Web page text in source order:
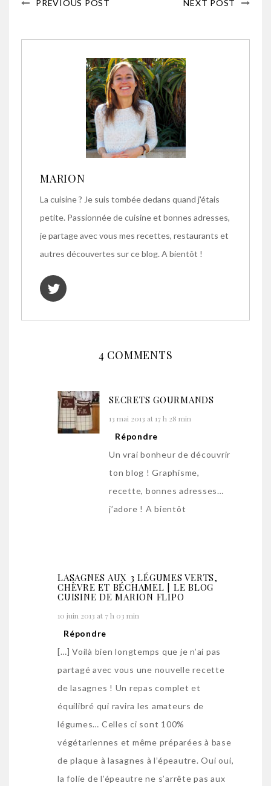
PREVIOUS POST NEXT POST
MARION
La cuisine ? Je suis tombée dedans quand j'étais
petite. Passionnée de cuisine et bonnes adresses,
je partage avec vous mes recettes, restaurants et
autres découvertes sur ce blog. A bientôt !
4 COMMENTS
SECRETS GOURMANDS
13 mai 2013 at 17 h 28 min
Répondre
Un vrai bonheur de découvrir
ton blog ! Graphisme,
recette, bonnes adresses…
j’adore ! A bientôt
LASAGNES AUX 3 LÉGUMES VERTS,
CHÈVRE ET BÉCHAMEL | LE BLOG
CUISINE DE MARION FLIPO
10 juin 2013 at 7 h 03 min
Répondre
[…] Voilà bien longtemps que je n’ai pas
partagé avec vous une nouvelle recette
de lasagnes ! Un repas complet et
équilibré qui ravira les amateurs de
légumes… Celles ci sont 100%
végétariennes et même préparées à base
de plaque à lasagnes à l’épeautre. Oui oui,
la folie de l’épeautre ne s’arrête pas aux